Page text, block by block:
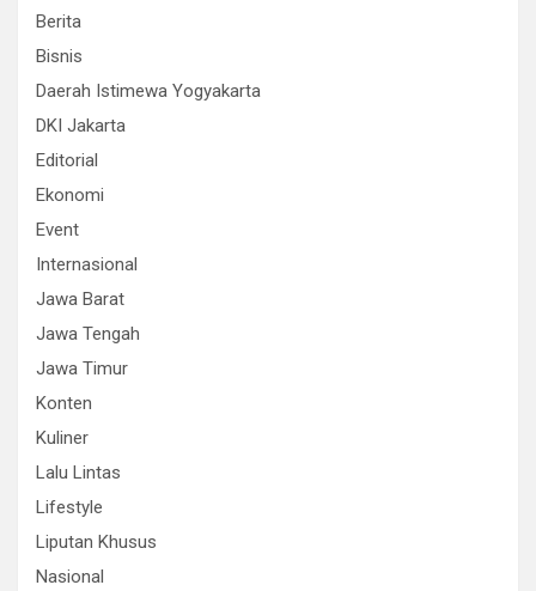
Berita
Bisnis
Daerah Istimewa Yogyakarta
DKI Jakarta
Editorial
Ekonomi
Event
Internasional
Jawa Barat
Jawa Tengah
Jawa Timur
Konten
Kuliner
Lalu Lintas
Lifestyle
Liputan Khusus
Nasional